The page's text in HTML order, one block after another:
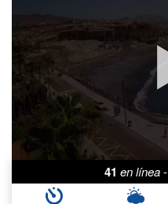
41 en línea-